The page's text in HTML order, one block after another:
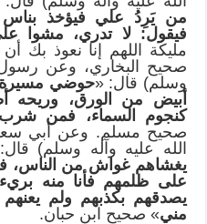
من يَرِدُ علي فيؤخذ
فيقول: لا تدري، مشوا
مليكة اللهم إنا نعوذ بك
صحيح البخاري، وعن رسول
وسلم) قال: «حوضي مسيرة
أبيض من الورق، وريحه
كنجوم السماء، فمن شرب
صحيح مسلم. وعن أبي
الله عليه وآله وسلم)
يغشاهم غواش من الناس،
على ظلمهم فأنا منه
يصدقهم بكذبهم ولم
مني» صحيح ابن حبان.